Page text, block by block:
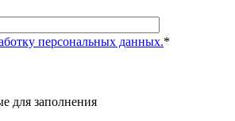
персональных данных.*
для заполнения